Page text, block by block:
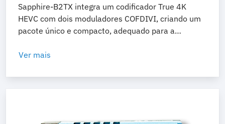
Sapphire-B2TX integra um codificador True 4K
HEVC com dois moduladores COFDIVI, criando um
pacote único e compacto, adequado para a
Ver mais